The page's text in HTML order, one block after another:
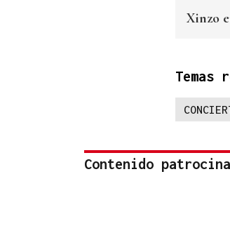
Xinzo
Temas
Contenido